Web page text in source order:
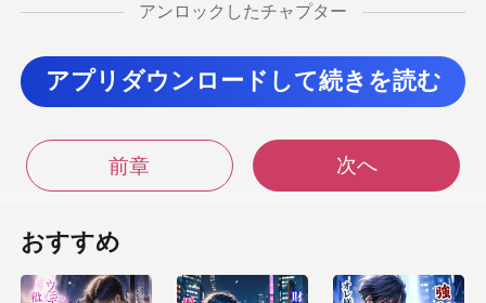
とはできません。
しい医療技術
アンロックしたチャプター
アプリダウンロードして続きを読む
前章 次へ
おすすめ